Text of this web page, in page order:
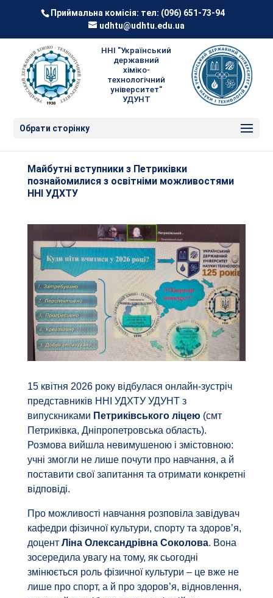
Приймальна комісія: тел: (096) 651-73-94
udhtu@udhtu.edu.ua
ННІ "Український
державний
хіміко-
технологічний
університет"
УДУНТ
Обрати сторінку
Майбутні вступники з Петриківки
познайомилися з освітніми можливостями
ННІ УДХТУ
15 квітня 2026 року відбулася онлайн-зустріч
представників ННІ УДХТУ УДУНТ з
випускниками Петриківського ліцею (смт
Петриківка, Дніпропетровська область).
Розмова вийшла невимушеною і змістовною:
учні змогли не лише почути про навчання, а й
поставити свої запитання та отримати конкретні
відповіді.
Про можливості навчання розповіла завідувач
кафедри фізичної культури, спорту та здоров’я,
доцент Ліна Олександрівна Соколова. Вона
зосередила увагу на тому, як сьогодні
змінюється роль фізичної культури – це вже не
лише про спорт, а й про здоров’я, відновлення,